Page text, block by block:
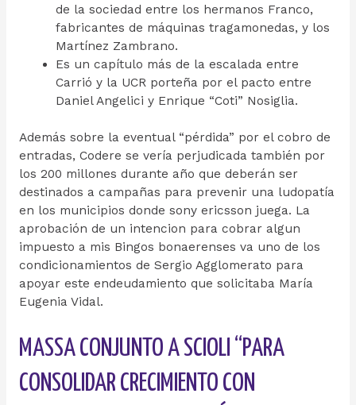
de la sociedad entre los hermanos Franco,
fabricantes de máquinas tragamonedas, y los
Martínez Zambrano.
Es un capítulo más de la escalada entre
Carrió y la UCR porteña por el pacto entre
Daniel Angelici y Enrique “Coti” Nosiglia.
Además sobre la eventual “pérdida” por el cobro de
entradas, Codere se vería perjudicada también por
los 200 millones durante año que deberán ser
destinados a campañas para prevenir una ludopatía
en los municipios donde sony ericsson juega. La
aprobación de un intencion para cobrar algun
impuesto a mis Bingos bonaerenses va uno de los
condicionamientos de Sergio Agglomerato para
apoyar este endeudamiento que solicitaba María
Eugenia Vidal.
MASSA CONJUNTO A SCIOLI “PARA
CONSOLIDAR CRECIMIENTO CON